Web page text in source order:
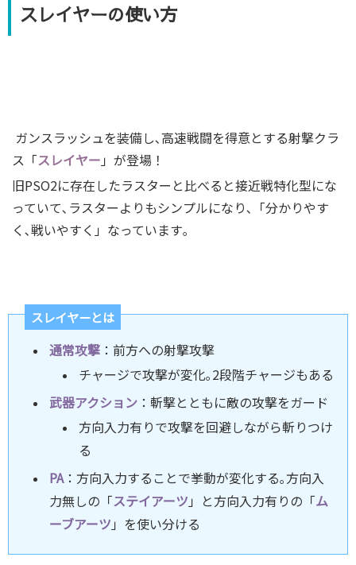
スレイヤーの使い方
ガンスラッシュを装備し､高速戦闘を得意とする射撃クラ
ス「スレイヤー 」が登場！
旧PSO2に存在したラスターと比べると接近戦特化型にな
っていて､ラスターよりもシンプルになり､「分かりやす
く､戦いやすく」なっています｡
スレイヤーとは
通常攻撃 ：前方への射撃攻撃
チャージで攻撃が変化｡2段階チャージもある
武器アクション ：斬撃とともに敵の攻撃をガード
方向入力有りで攻撃を回避しながら斬りつけ
る
PA：方向入力することで挙動が変化する｡方向入
力無しの「ステイアーツ 」と方向入力有りの「ム
ーブアーツ 」を使い分ける